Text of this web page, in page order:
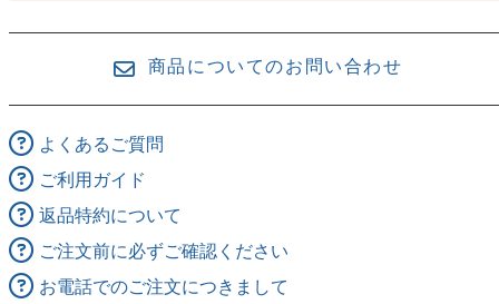
商品についてのお問い合わせ
よくあるご質問
ご利用ガイド
返品特約について
ご注文前に必ずご確認ください
お電話でのご注文につきまして